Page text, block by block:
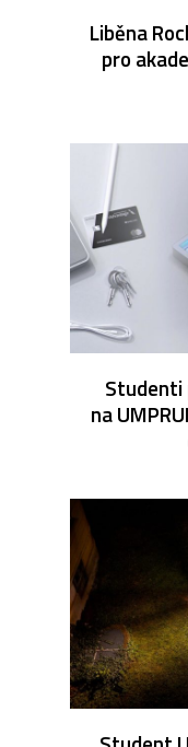
Liběna
pro
Studenti
na